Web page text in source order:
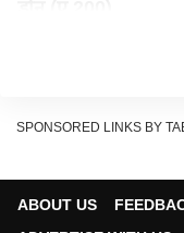
फसल के विकास और सेहत
SPONSORED LINKS BY
ABOUT US